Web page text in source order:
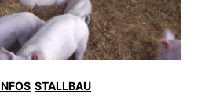
STALLBAU